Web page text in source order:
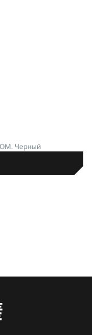
Черный